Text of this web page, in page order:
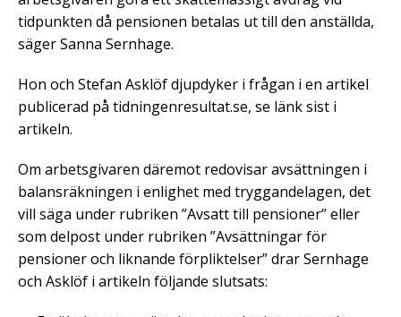
tidpunkten då pensionen betalas ut till den anställda,
säger Sanna Sernhage.
Hon och Stefan Asklöf djupdyker i frågan i en artikel
publicerad på tidningenresultat.se, se länk sist i
artikeln.
Om arbetsgivaren däremot redovisar avsättningen i
balansräkningen i enlighet med tryggandelagen, det
vill säga under rubriken ”Avsatt till pensioner” eller
som delpost under rubriken ”Avsättningar för
pensioner och liknande förpliktelser” drar Sernhage
och Asklöf i artikeln följande slutsats: